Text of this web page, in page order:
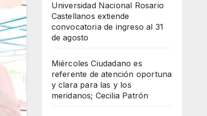
Universidad Nacional Rosario
Castellanos extiende
convocatoria de ingreso al 31
de agosto
Miércoles Ciudadano es
referente de atención oportuna
y clara para las y los
meridanos; Cecilia Patrón